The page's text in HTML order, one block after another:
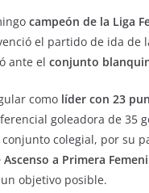
campeón de la Liga
el partido de ida de
ante el conjunto
como líder con 23
goleadora de 35
conjunto colegial, por su
Ascenso a Primera
objetivo posible.